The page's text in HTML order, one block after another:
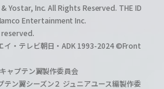
Yostar, Inc. All Rights Reserved. THE ID
Entertainment Inc.
イ・テレビ朝日・ADK 1993-2024 ©Front
ャプテン翼製作委員会
ン翼シーズン２ ジュニアユース編製作委